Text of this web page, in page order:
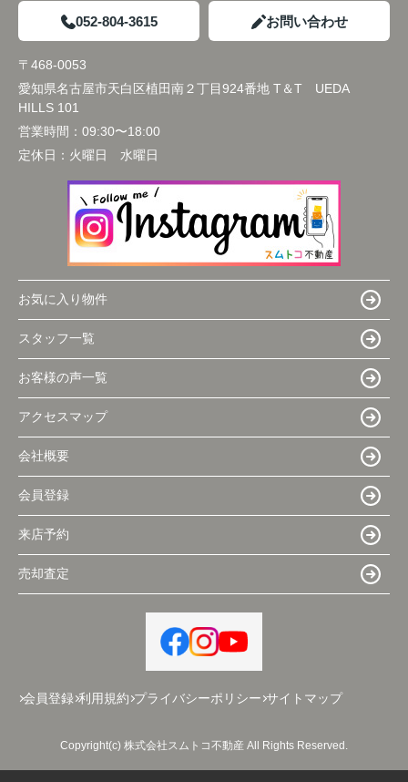
052-804-3615 お問い合わせ
〒468-0053
愛知県名古屋市天白区植田南２丁目924番地 T＆T UEDA
HILLS 101
営業時間： 09:30〜18:00
定休日： 火曜日 水曜日
お気に入り物件
スタッフ一覧
お客様の声一覧
アクセスマップ
会社概要
会員登録
来店予約
売却査定
会員登録 利用規約 プライバシーポリシー サイトマップ
Copyright(c) 株式会社スムトコ不動産 All Rights Reserved.